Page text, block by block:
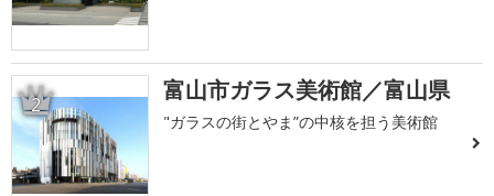
2 富山市ガラス美術館／富山県
"ガラスの街とやま”の中核を担う美術館